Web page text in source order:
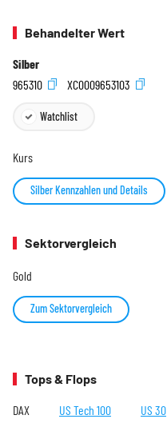
Behandelter Wert
Silber
965310
XC0009653103
Watchlist
Kurs
Silber Kennzahlen und Details
Sektorvergleich
Gold
Zum Sektorvergleich
Tops & Flops
DAX US Tech 100 US 30